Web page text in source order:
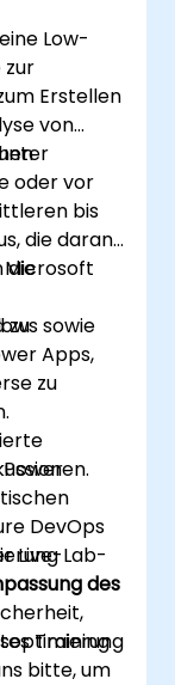
Low-
Erstellen
von
oder vor
bis
die daran
Microsoft
zu
die
sowie
Apps,
zu
DevOps
Live-Lab-
des
Training
bitte, um